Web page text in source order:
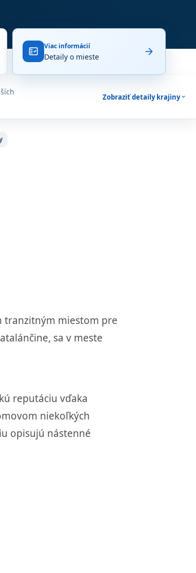
fact_check Viac informácií
Detaily o mieste arrow_forward
Zobraziť detaily krajinyexpand_more
tranzitným miestom pre
sa v meste
reputáciu vďaka
niekoľkých
opisujú nástenné